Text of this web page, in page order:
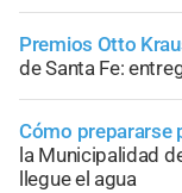
Premios Otto
de Santa Fe:
Cómo prepararse
la Municipalidad
llegue el agua